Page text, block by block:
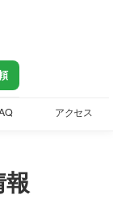
アクセス